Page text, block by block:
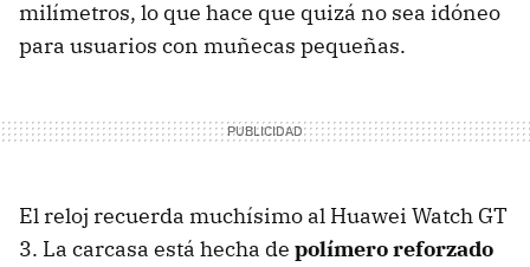
milímetros, lo que hace que quizá no sea idóneo
para usuarios con muñecas pequeñas.
El reloj recuerda muchísimo al Huawei Watch GT
3. La carcasa está hecha de polímero reforzado